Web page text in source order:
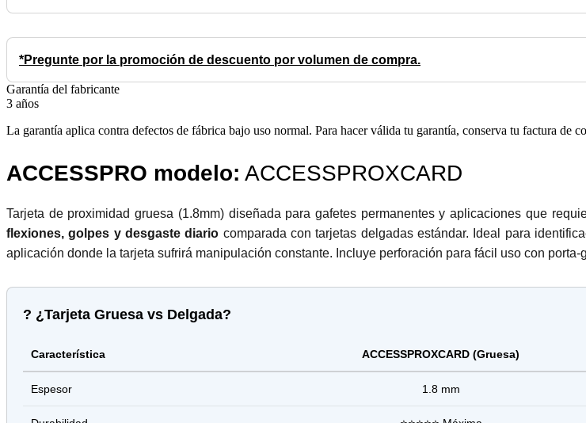
*Pregunte por la promoción de descuento por volumen de compra.
Garantía del fabricante
3 años
La garantía aplica contra defectos de fábrica bajo uso normal. Para hacer válida tu garantía, conserva tu factura de
ACCESSPRO modelo: ACCESSPROXCARD
Tarjeta de proximidad gruesa (1.8mm) diseñada para gafetes permanentes y aplicaciones que
flexiones, golpes y desgaste diario comparada con tarjetas delgadas estándar. Ideal para
aplicación donde la tarjeta sufrirá manipulación constante. Incluye perforación para fácil uso con porta-
? ¿Tarjeta Gruesa vs Delgada?
Característica ACCESSPROXCARD (Gruesa)
Espesor 1.8 mm